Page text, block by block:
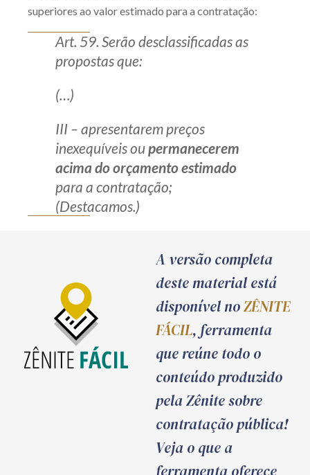
superiores ao valor estimado para a contratação:
Art. 59. Serão desclassificadas as
propostas que:
(…)
III – apresentarem preços
inexequíveis oupermanecerem
acima do orçamento estimado
para a contratação;
(Destacamos.)
A versão completa
deste material está
disponível noZÊNITE
FÁCIL, ferramenta
que reúne todo o
conteúdo produzido
pela Zênite sobre
contratação pública!
Veja o que a